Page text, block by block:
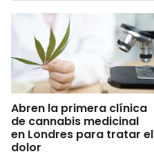
Abren la primera clínica
de cannabis medicinal
en Londres para tratar el
dolor